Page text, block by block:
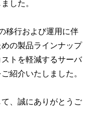
した。
移行および運用に伴
の製品ラインナップ
トを軽減するサーバ
紹介いたしました。
、誠にありがとうご